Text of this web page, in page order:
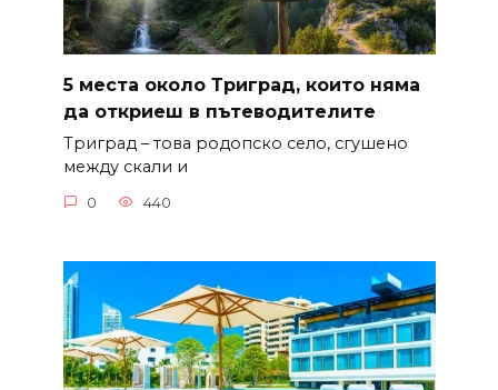
5 места около Триград, които няма
да откриеш в пътеводителите
Триград – това родопско село, сгушено
между скали и
0 440